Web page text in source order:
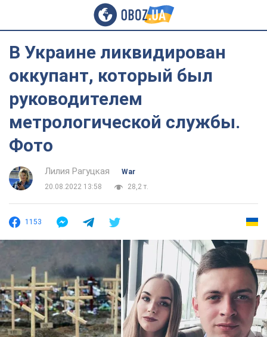
В Украине ликвидирован
оккупант, который был
руководителем
метрологической службы.
Фото
Лилия Рагуцкая
War
20.08.2022 13:58
28,2 т.
1153